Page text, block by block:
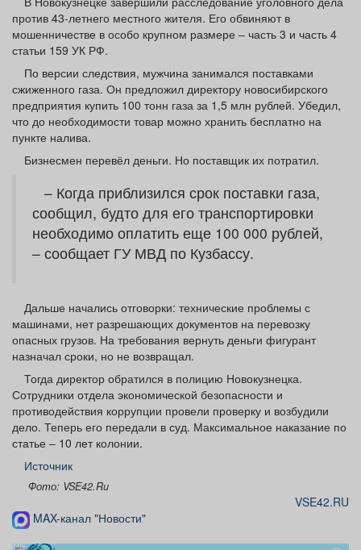
Товары Поздравления Погода
против 43-летнего местного жителя. Его обвиняют в
мошенничестве в особо крупном размере – часть 3 и часть 4
статьи 159 УК РФ.
По версии следствия, мужчина занимался поставками
сжиженного газа. Он предложил директору новосибирского
предприятия купить 100 тонн газа за 1,5 млн рублей. Убедил,
что до необходимости товар можно хранить бесплатно на
пункте налива.
Бизнесмен перевёл деньги. Но поставщик их потратил.
– Когда приблизился срок поставки газа,
сообщил, будто для его транспортировки
необходимо оплатить еще 100 000 рублей,
– сообщает ГУ МВД по Кузбассу.
Дальше начались отговорки: технические проблемы с
машинами, нет разрешающих документов на перевозку
опасных грузов. На требования вернуть деньги фигурант
назначал сроки, но не возвращал.
Тогда директор обратился в полицию Новокузнецка.
Сотрудники отдела экономической безопасности и
противодействия коррупции провели проверку и возбудили
дело. Теперь его передали в суд. Максимальное наказание по
статье – 10 лет колонии.
Источник
Фото: VSE42.Ru
VSE42.RU
MAX-канал "Новости"